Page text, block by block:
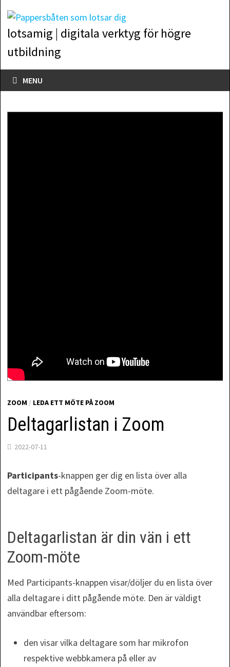
to
content
lotsamig | digitala verktyg för högre
utbildning
MENU
ZOOM / LEDA ETT MÖTE PÅ ZOOM
Deltagarlistan i Zoom
2022-07-11
Participants-knappen ger dig en lista över alla
deltagare i ett pågående Zoom-möte.
Deltagarlistan är din vän i ett
Zoom-möte
Med Participants-knappen visar/döljer du en lista över
alla deltagare i ditt pågående möte. Den är väldigt
användbar eftersom:
den visar vilka deltagare som har mikrofon
respektive webbkamera på eller av